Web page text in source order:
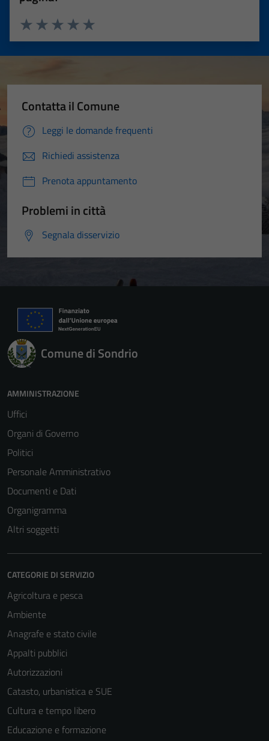
Valuta 5 stelle su 5
Valuta 4 stelle su 5
Valuta 3 stelle su 5
Valuta 2 stelle su 5
Valuta 1 stelle su 5
Contatta il Comune
Leggi le domande frequenti
Richiedi assistenza
Prenota appuntamento
Problemi in città
Segnala disservizio
Comune di Sondrio
AMMINISTRAZIONE
Uffici
Organi di Governo
Politici
Personale Amministrativo
Documenti e Dati
Organigramma
Altri soggetti
CATEGORIE DI SERVIZIO
Agricoltura e pesca
Ambiente
Anagrafe e stato civile
Appalti pubblici
Autorizzazioni
Catasto, urbanistica e SUE
Cultura e tempo libero
Educazione e formazione